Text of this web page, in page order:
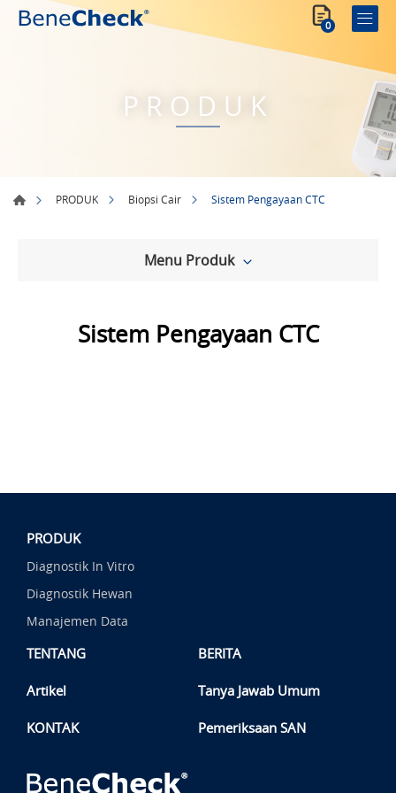
0
PRODUK
PRODUK Biopsi Cair Sistem Pengayaan CTC
Menu Produk
Sistem Pengayaan CTC
PRODUK
Diagnostik In Vitro
Diagnostik Hewan
Manajemen Data
TENTANG BERITA
Artikel Tanya Jawab Umum
KONTAK Pemeriksaan SAN